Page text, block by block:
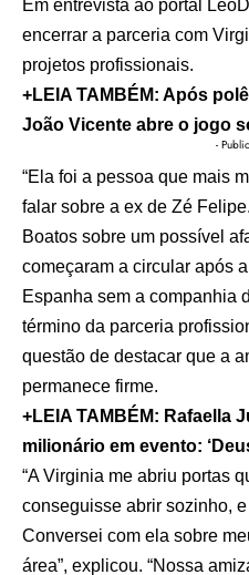
Em entrevista ao portal
encerrar a parceria com
projetos profissionais.
+LEIA TAMBÉM: Após
João Vicente abre o jogo
-
“Ela foi a pessoa que mais
falar sobre a ex de Zé Felipe.
Boatos sobre um possível
começaram a circular após
Espanha sem a companhia
término da parceria
questão de destacar que a
permanece firme.
+LEIA TAMBÉM: Rafaella
milionário em evento:
“A Virginia me abriu portas
conseguisse abrir sozinho,
Conversei com ela sobre
área”, explicou. “Nossa